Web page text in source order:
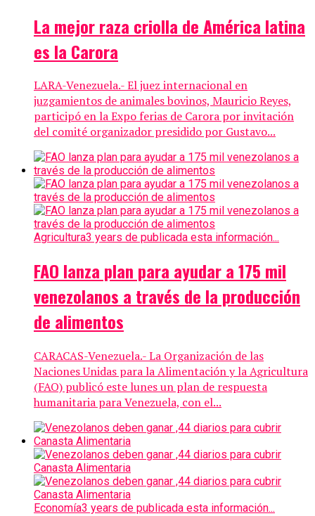
La mejor raza criolla de América latina
es la Carora
LARA-Venezuela.- El juez internacional en
juzgamientos de animales bovinos, Mauricio Reyes,
participó en la Expo ferias de Carora por invitación
del comité organizador presidido por Gustavo...
Agricultura3 years de publicada esta información...
FAO lanza plan para ayudar a 175 mil
venezolanos a través de la producción
de alimentos
CARACAS-Venezuela.- La Organización de las
Naciones Unidas para la Alimentación y la Agricultura
(FAO) publicó este lunes un plan de respuesta
humanitaria para Venezuela, con el...
Economía3 years de publicada esta información...